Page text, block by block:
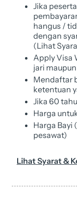
Jika
hangus /
dengan
(Lihat
Apply Visa
jari
Mendaftar
ketentuan
Jika 60
Harga
Harga Bayi
pesawat)
Lihat Syarat &